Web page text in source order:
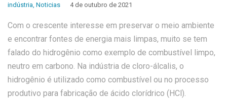
indústria, Noticias 4 de outubro de 2021
Com o crescente interesse em preservar o meio ambiente
e encontrar fontes de energia mais limpas, muito se tem
falado do hidrogênio como exemplo de combustível limpo,
neutro em carbono. Na indústria de cloro-álcalis, o
hidrogênio é utilizado como combustível ou no processo
produtivo para fabricação de ácido clorídrico (HCl).